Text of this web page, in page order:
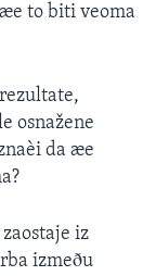
to biti veoma
osnažene
da æe
iz
izmeðu